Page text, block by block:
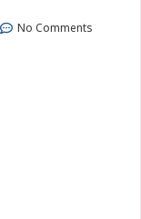
No Comments